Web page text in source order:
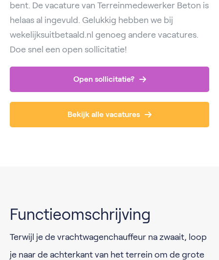
bent. De vacature van Terreinmedewerker Beton is
helaas al ingevuld. Gelukkig hebben we bij
wekelijksuitbetaald.nl genoeg andere vacatures.
Doe snel een open sollicitatie!
Open sollicitatie?
Bekijk alle vacatures
Functieomschrijving
Terwijl je de vrachtwagenchauffeur na zwaait, loop
je naar de achterkant van het terrein om de grote